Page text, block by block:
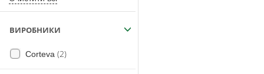
302
Безкоштовно
по Україні
733 0
ВИРОБНИКИ
Corteva (2)